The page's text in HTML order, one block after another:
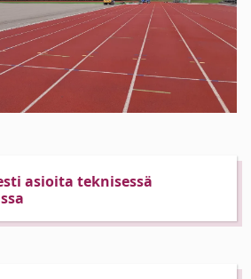
asioita teknisessä